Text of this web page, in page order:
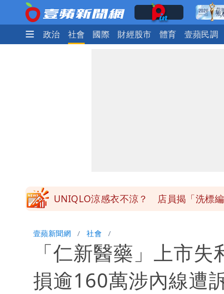
生活 政治 社會 國際 財經股市 體育 壹蘋民調
UNIQLO涼感衣不涼？ 店員揭「洗標
賴清德「總統級嘲諷」嗆爆盧秀燕！8年
70歲姜厚任攜小2輪女友現身！交往原因
壹蘋新聞網 社會
「仁新醫藥」上市
損逾160萬涉內線遭